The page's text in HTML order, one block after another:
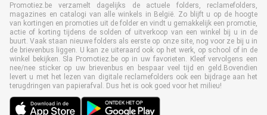
Promotiez.be verzamelt dagelijks de actuele folders, reclamefolders,
magazines en catalogi van alle winkels in België. Zo blijft u op de hoogte
van kortingen en promoties uit de folder en vindt u gemakkelijk een promotie,
actie of korting tijdens de solden of uitverkoop van een winkel bij u in de
buurt. Vaak staan nieuwe folders als eerste op onze site, nog voor ze bij u in
de brievenbus liggen. U kan ze uiteraard ook op het werk, op school of in de
winkel bekijken. Sla Promotiez.be op in uw favorieten. Kleef vervolgens een
nee/nee sticker op uw brievenbus en bespaar veel tijd en geld.Bovendien
levert u met het lezen van digitale reclamefolders ook een bijdrage aan het
terugdringen van papierafval. Dus het is ook goed voor het milieu!